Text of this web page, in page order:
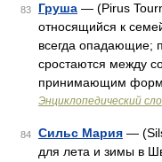
83 Груша — (Pirus
относящийся к
всегда опадающие;
сростаются между
принимающим форму
Энциклопедический
84 Сильс Мария —
для лета и зимы в